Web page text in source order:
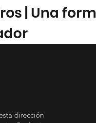
| Una
dirección